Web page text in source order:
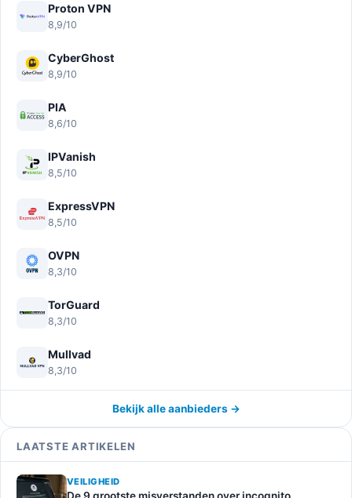
Proton VPN
8,9/10
CyberGhost
8,9/10
PIA
8,6/10
IPVanish
8,5/10
ExpressVPN
8,5/10
OVPN
8,3/10
TorGuard
8,3/10
Mullvad
8,3/10
Bekijk alle aanbieders →
LAATSTE ARTIKELEN
VEILIGHEID